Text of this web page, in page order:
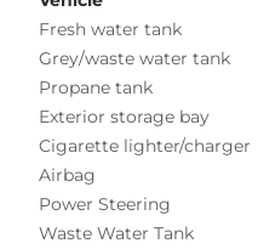
Fresh water tank
Grey/waste water tank
Propane tank
Exterior storage bay
Cigarette lighter/charger
Airbag
Power Steering
Waste Water Tank